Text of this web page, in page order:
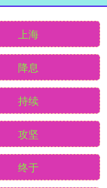
上海
降息
持续
攻坚
终于